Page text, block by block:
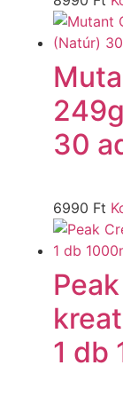
30
6990 Ft
1 db